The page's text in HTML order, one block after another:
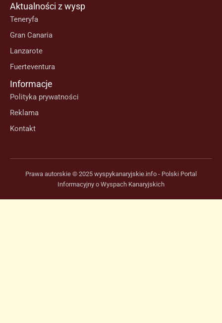
Aktualności z wysp
Teneryfa
Gran Canaria
Lanzarote
Fuerteventura
Informacje
Polityka prywatności
Reklama
Kontakt
Prawa autorskie © 2025 wyspykanaryjskie.info - Polski Portal
Informacyjny o Wyspach Kanaryjskich